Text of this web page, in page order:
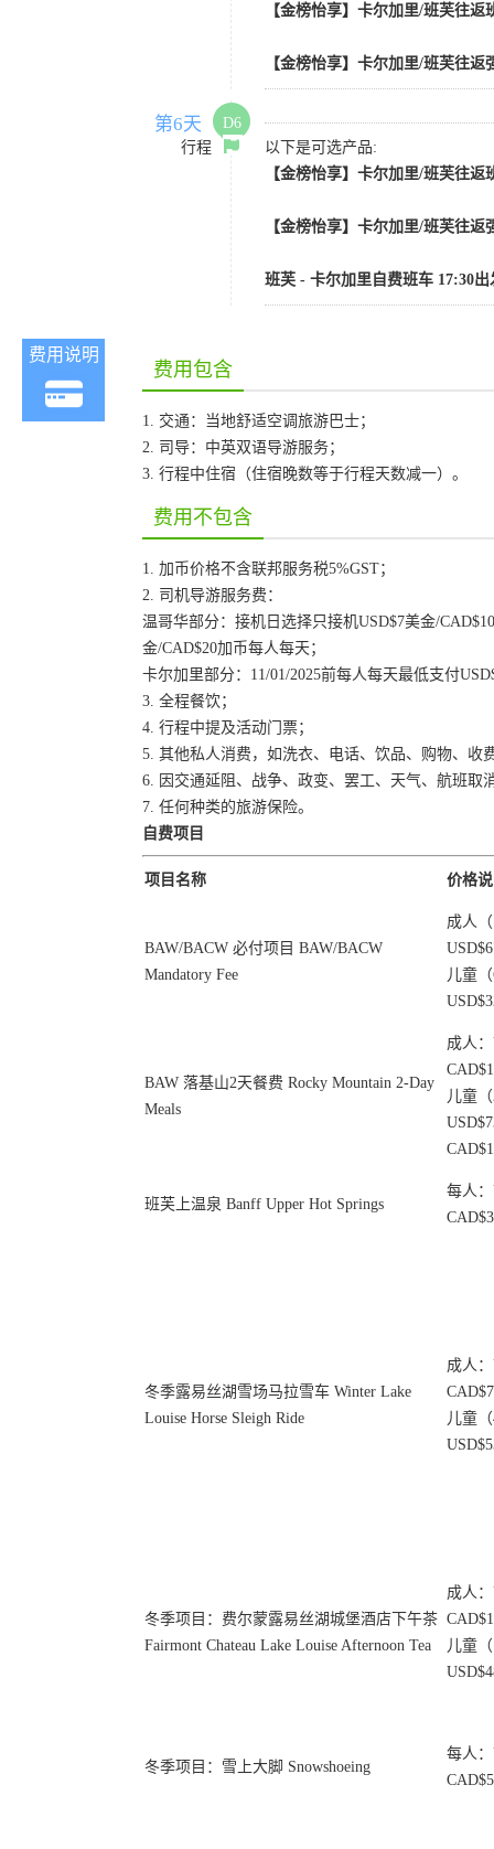
【金榜怡享】卡尔加里/班芙往
【金榜怡享】卡尔加里/班芙往返
第6天
D6
行程
以下是可选产品:
【金榜怡享】卡尔加里/班芙往
【金榜怡享】卡尔加里/班芙往返
班芙 - 卡尔加里自费班车 17:30出
费用说明
费用包含
1. 交通：当地舒适空调旅游巴士；
2. 司导：中英双语导游服务；
3. 行程中住宿（住宿晚数等于行程天数减一）。
费用不包含
1. 加币价格不含联邦服务税5%GST；
2. 司机导游服务费：
温哥华部分：接机日选择只接机USD$7美金/
金/CAD$20加币每人每天；
卡尔加里部分：11/01/2025前每人每天最低支付
3. 全程餐饮；
4. 行程中提及活动门票；
5. 其他私人消费，如洗衣、电话、饮品、购物、收
6. 因交通延阻、战争、政变、罢工、天气、航班取
7. 任何种类的旅游保险。
自费项目
项目名称 价格
BAW/BACW 必付项目 BAW/BACW
Mandatory Fee
成人
儿童
BAW 落基山2天餐费 Rocky Mountain 2-Day
Meals
成人
儿童
班芙上温泉 Banff Upper Hot Springs
每人
冬季露易丝湖雪场马拉雪车 Winter Lake
Louise Horse Sleigh Ride
成人
儿童
冬季项目：费尔蒙露易丝湖城堡酒店下午茶
Fairmont Chateau Lake Louise Afternoon Tea
成人
儿童
冬季项目：雪上大脚 Snowshoeing
每人